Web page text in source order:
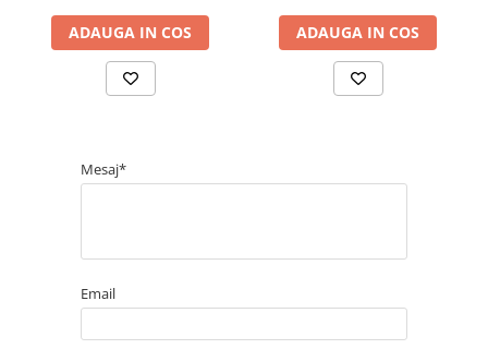
ADAUGA IN COS ADAUGA IN COS
Mesaj*
Email